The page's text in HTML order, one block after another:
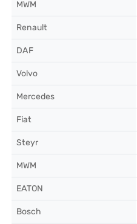
MWM
Renault
DAF
Volvo
Mercedes
Fiat
Steyr
MWM
EATON
Bosch